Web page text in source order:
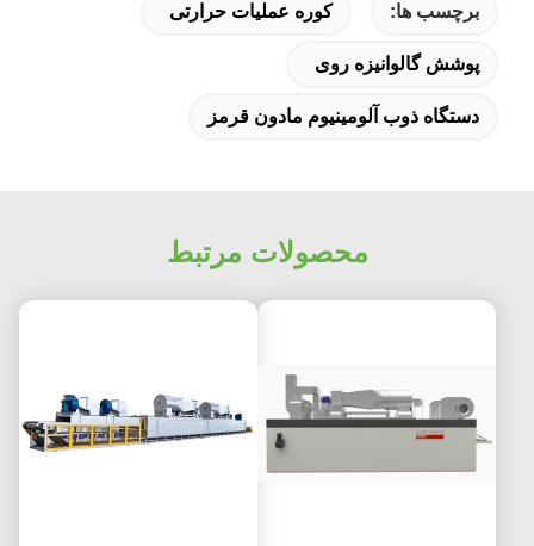
برچسب ها: کوره عملیات حرارتی
پوشش گالوانیزه روی
دستگاه ذوب آلومینیوم مادون قرمز
محصولات مرتبط